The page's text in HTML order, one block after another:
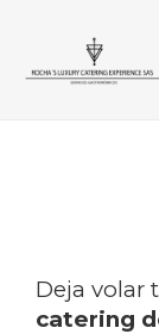
Deja volar
catering